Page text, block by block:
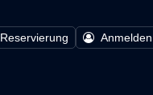
Anmelden